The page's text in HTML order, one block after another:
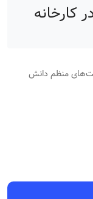
کارخانه
منظم دانش